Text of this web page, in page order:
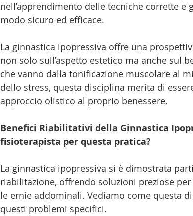
nell’apprendimento delle tecniche corrette
modo sicuro ed efficace.
La ginnastica ipopressiva offre una
non solo sull’aspetto estetico ma anche sul
che vanno dalla tonificazione muscolare al
dello stress, questa disciplina merita di
approccio olistico al proprio benessere.
Benefici Riabilitativi della Ginnastica
fisioterapista per questa pratica?
La ginnastica ipopressiva si è dimostrata
riabilitazione, offrendo soluzioni preziose
le ernie addominali. Vediamo come questa
questi problemi specifici.